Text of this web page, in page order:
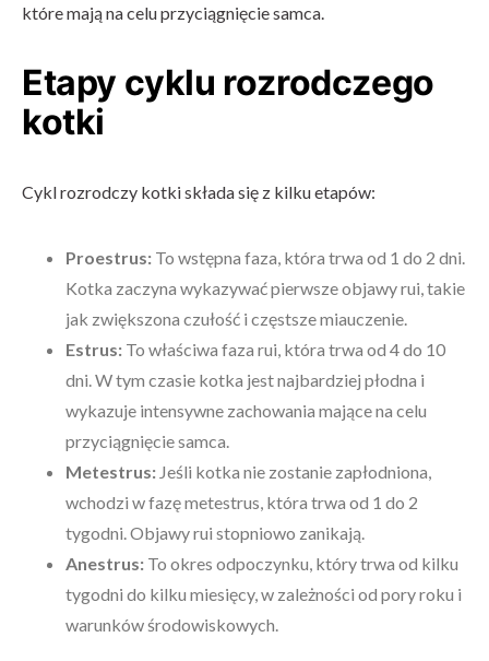
które mają na celu przyciągnięcie samca.
Etapy cyklu rozrodczego
kotki
Cykl rozrodczy kotki składa się z kilku etapów:
Proestrus: To wstępna faza, która trwa od 1 do 2 dni.
Kotka zaczyna wykazywać pierwsze objawy rui, takie
jak zwiększona czułość i częstsze miauczenie.
Estrus: To właściwa faza rui, która trwa od 4 do 10
dni. W tym czasie kotka jest najbardziej płodna i
wykazuje intensywne zachowania mające na celu
przyciągnięcie samca.
Metestrus: Jeśli kotka nie zostanie zapłodniona,
wchodzi w fazę metestrus, która trwa od 1 do 2
tygodni. Objawy rui stopniowo zanikają.
Anestrus: To okres odpoczynku, który trwa od kilku
tygodni do kilku miesięcy, w zależności od pory roku i
warunków środowiskowych.